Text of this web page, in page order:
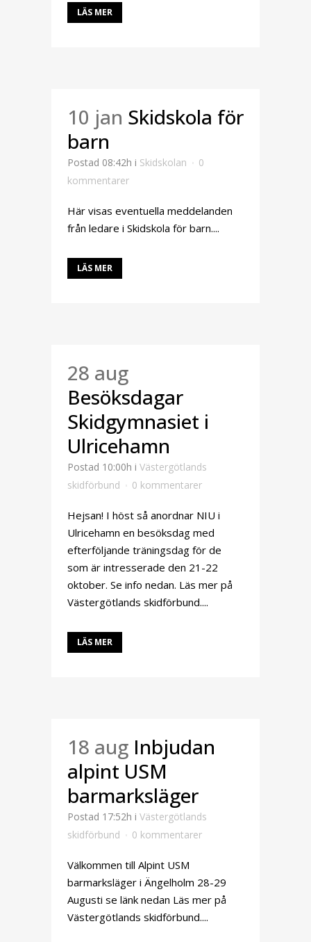
LÄS MER
10 jan Skidskola för
barn
Postad 08:42h i Skidskolan
0
kommentarer
Här visas eventuella meddelanden
från ledare i Skidskola för barn....
LÄS MER
28 aug
Besöksdagar
Skidgymnasiet i
Ulricehamn
Postad 10:00h i Västergötlands
skidförbund
0 kommentarer
Hejsan! I höst så anordnar NIU i
Ulricehamn en besöksdag med
efterföljande träningsdag för de
som är intresserade den 21-22
oktober. Se info nedan. Läs mer på
Västergötlands skidförbund....
LÄS MER
18 aug Inbjudan
alpint USM
barmarksläger
Postad 17:52h i Västergötlands
skidförbund
0 kommentarer
Välkommen till Alpint USM
barmarksläger i Ängelholm 28-29
Augusti se länk nedan Läs mer på
Västergötlands skidförbund....